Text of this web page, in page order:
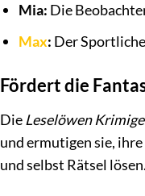
Mia: Die
Max: Der
Fördert die
Die Leselöwen
und ermutigen sie,
und selbst Rätsel